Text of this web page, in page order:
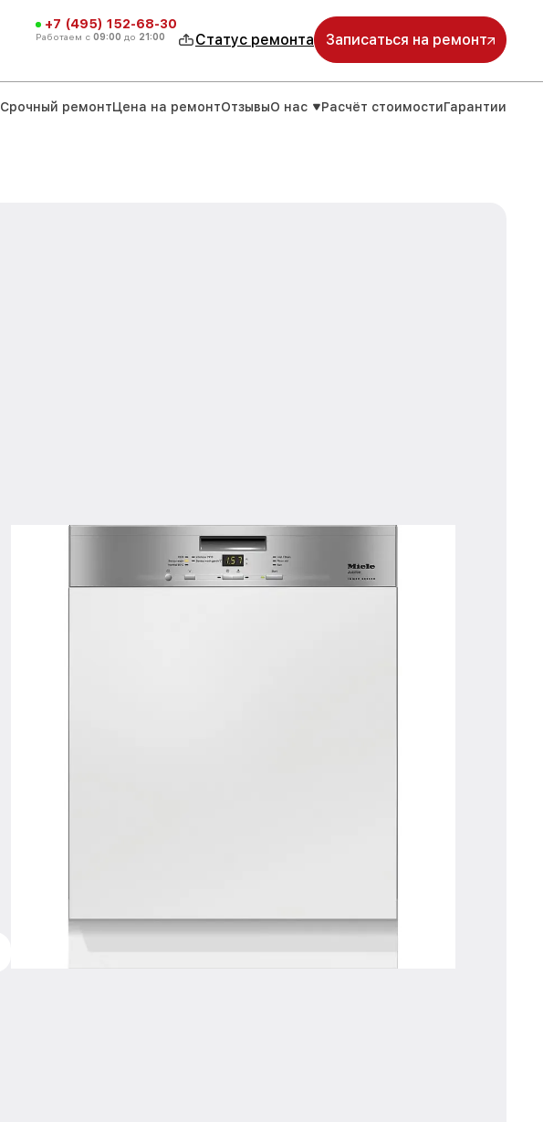
+7 (495) 152-68-30
Работаем с 09:00 до 21:00 Статус ремонта Записаться на ремонт
Срочный ремонтЦена на ремонтОтзывыО нас Расчёт стоимостиГарантии